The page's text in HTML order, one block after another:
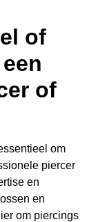
of
of
om
piercer
en
en
om piercings